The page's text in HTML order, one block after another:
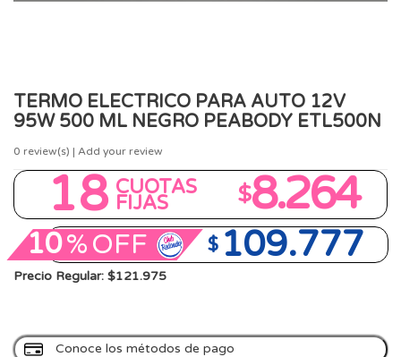
TERMO ELECTRICO PARA AUTO 12V
95W 500 ML NEGRO PEABODY ETL500N
0 review(s) | Add your review
18 CUOTAS
FIJAS $8.264
10%OFF $ 109.777
Precio Regular: $121.975
Conoce los métodos de pago